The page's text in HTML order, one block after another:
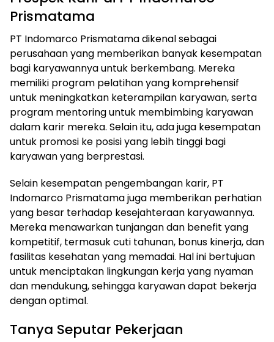
Prismatama
PT Indomarco Prismatama dikenal sebagai
perusahaan yang memberikan banyak kesempatan
bagi karyawannya untuk berkembang. Mereka
memiliki program pelatihan yang komprehensif
untuk meningkatkan keterampilan karyawan, serta
program mentoring untuk membimbing karyawan
dalam karir mereka. Selain itu, ada juga kesempatan
untuk promosi ke posisi yang lebih tinggi bagi
karyawan yang berprestasi.
Selain kesempatan pengembangan karir, PT
Indomarco Prismatama juga memberikan perhatian
yang besar terhadap kesejahteraan karyawannya.
Mereka menawarkan tunjangan dan benefit yang
kompetitif, termasuk cuti tahunan, bonus kinerja, dan
fasilitas kesehatan yang memadai. Hal ini bertujuan
untuk menciptakan lingkungan kerja yang nyaman
dan mendukung, sehingga karyawan dapat bekerja
dengan optimal.
Tanya Seputar Pekerjaan